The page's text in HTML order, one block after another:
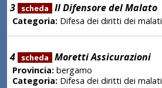
3 scheda Il Difensore del Malato
Categoria:Difesa dei diritti dei malati
4 scheda Moretti Assicurazioni
Provincia:bergamo
Categoria:Difesa dei diritti dei malati